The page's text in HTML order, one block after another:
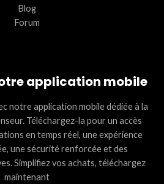
Blog
Forum
application mobile
notre application mobile dédiée à la
Téléchargez-la pour un accès
en temps réel, une expérience
une sécurité renforcée et des
Simplifiez vos achats, téléchargez
maintenant